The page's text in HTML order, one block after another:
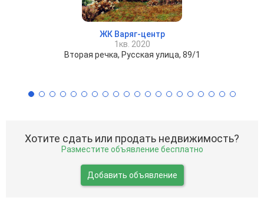
ЖК Варяг-центр
1кв. 2020
Вторая речка, Русская улица, 89/1
Хотите сдать или продать недвижимость?
Разместите объявление бесплатно
Добавить объявление